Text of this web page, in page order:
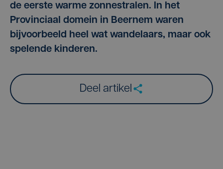
de eerste warme zonnestralen. In het
Provinciaal domein in Beernem waren
bijvoorbeeld heel wat wandelaars, maar ook
spelende kinderen.
Deel artikel